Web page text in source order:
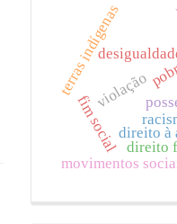
direito à
direito
violação
terras indígenas
movimentos
fim social